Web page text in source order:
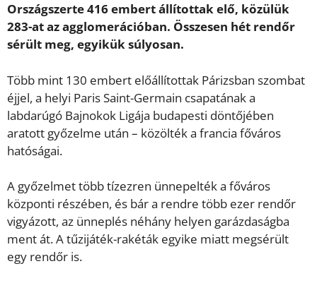
Országszerte 416 embert állítottak elő, közülük
283-at az agglomerációban. Összesen hét rendőr
sérült meg, egyikük súlyosan.
Több mint 130 embert előállítottak Párizsban szombat
éjjel, a helyi Paris Saint-Germain csapatának a
labdarúgó Bajnokok Ligája budapesti döntőjében
aratott győzelme után – közölték a francia főváros
hatóságai.
A győzelmet több tízezren ünnepelték a főváros
központi részében, és bár a rendre több ezer rendőr
vigyázott, az ünneplés néhány helyen garázdaságba
ment át. A tűzijáték-rakéták egyike miatt megsérült
egy rendőr is.